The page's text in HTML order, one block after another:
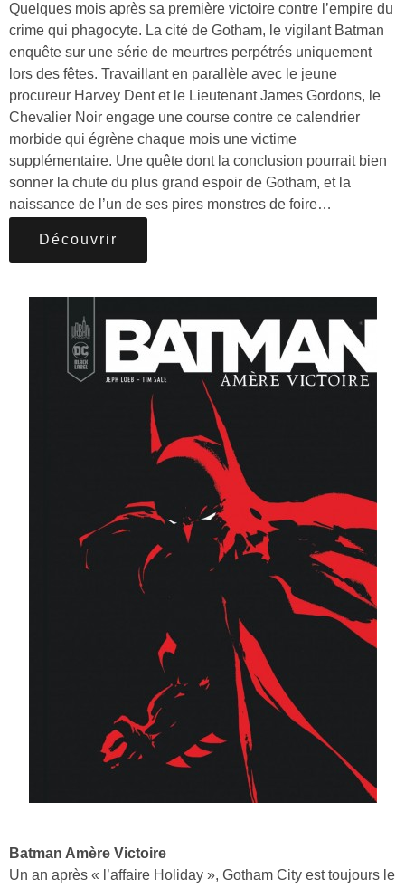
Quelques mois après sa première victoire contre l’empire du
crime qui phagocyte. La cité de Gotham, le vigilant Batman
enquête sur une série de meurtres perpétrés uniquement
lors des fêtes. Travaillant en parallèle avec le jeune
procureur Harvey Dent et le Lieutenant James Gordons, le
Chevalier Noir engage une course contre ce calendrier
morbide qui égrène chaque mois une victime
supplémentaire. Une quête dont la conclusion pourrait bien
sonner la chute du plus grand espoir de Gotham, et la
naissance de l’un de ses pires monstres de foire…
Découvrir
Batman Amère Victoire
Un an après « l’affaire Holiday », Gotham City est toujours le